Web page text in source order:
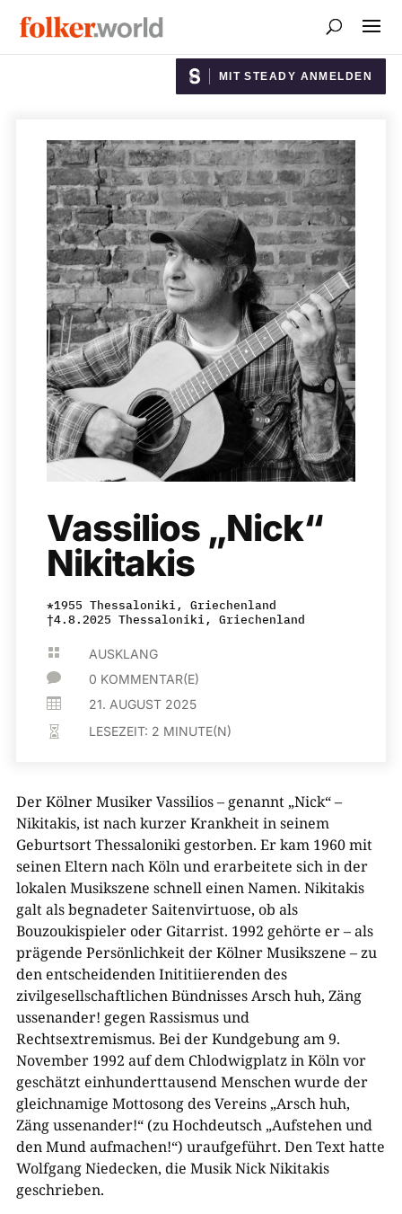
MIT STEADY ANMELDEN
Vassilios „Nick“
Nikitakis
*1955 Thessaloniki, Griechenland
†4.8.2025 Thessaloniki, Griechenland
 AUSKLANG
 0 KOMMENTAR(E)
 21. AUGUST 2025
 LESEZEIT: 2 MINUTE(N)
Der Kölner Musiker Vassilios – genannt „Nick“ –
Nikitakis, ist nach kurzer Krankheit in seinem
Geburtsort Thessaloniki gestorben. Er kam 1960 mit
seinen Eltern nach Köln und erarbeitete sich in der
lokalen Musikszene schnell einen Namen. Nikitakis
galt als begnadeter Saitenvirtuose, ob als
Bouzoukispieler oder Gitarrist. 1992 gehörte er – als
prägende Persönlichkeit der Kölner Musikszene – zu
den entscheidenden Inititiierenden des
zivilgesellschaftlichen Bündnisses Arsch huh, Zäng
ussenander! gegen Rassismus und
Rechtsextremismus. Bei der Kundgebung am 9.
November 1992 auf dem Chlodwigplatz in Köln vor
geschätzt einhunderttausend Menschen wurde der
gleichnamige Mottosong des Vereins „Arsch huh,
Zäng ussenander!“ (zu Hochdeutsch „Aufstehen und
den Mund aufmachen!“) uraufgeführt. Den Text hatte
Wolfgang Niedecken, die Musik Nick Nikitakis
geschrieben.